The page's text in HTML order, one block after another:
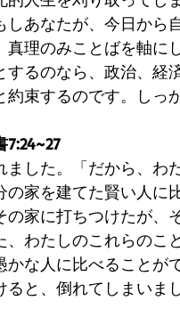
しあなたが、今日から
真理のみことばを軸に
するのなら、政治、経
束するのです。しっ
7:24~27
ました。「だから、わ
の家を建てた賢い人に
の家に打ちつけたが、
、わたしのこれらのこ
かな人に比べることが
ると、倒れてしまいま